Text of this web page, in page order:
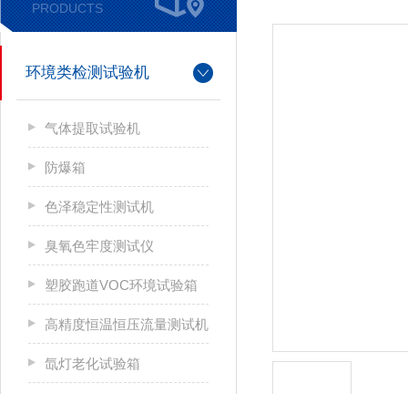
PRODUCTS
环境类检测试验机
气体提取试验机
防爆箱
色泽稳定性测试机
臭氧色牢度测试仪
塑胶跑道VOC环境试验箱
高精度恒温恒压流量测试机
氙灯老化试验箱